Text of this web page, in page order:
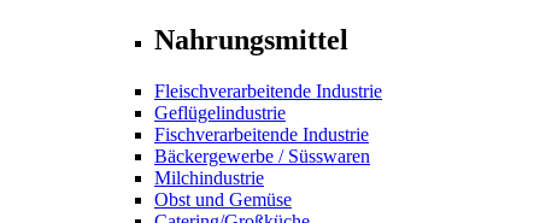
Nahrungsmittel
Fleischverarbeitende Industrie
Geflügelindustrie
Fischverarbeitende Industrie
Bäckergewerbe / Süsswaren
Milchindustrie
Obst und Gemüse